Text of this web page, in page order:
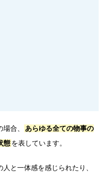
合、
あらゆる全ての物事の
態を表しています。
と一体感を感じられたり、